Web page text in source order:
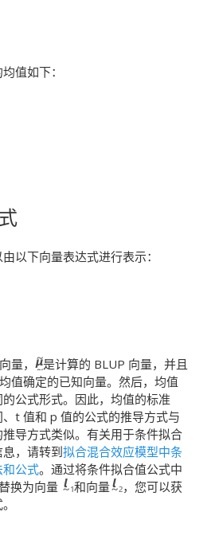
值如下：
以下向量表达式进行表示：
量，
是计算的 BLUP 向量，并且
值确定的已知向量。然后，均值
公式形式。因此，均值的标准
t 值和 p 值的公式的推导方式与
导方式类似。有关用于条件拟合
，请转到拟合混合效应模型中条
公式。通过将条件拟合值公式中
换为向量 和向量
，您可以获